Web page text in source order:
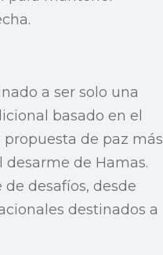
a ser solo una
basado en el
de paz más
de Hamas.
desafíos, desde
destinados a